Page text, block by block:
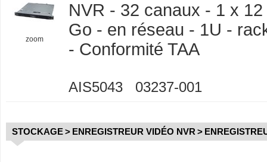
zoom
NVR - 32 canaux - 1 x 12
Go - en réseau - 1U -
- Conformité TAA
AIS5043 03237-001
STOCKAGE> ENREGISTREUR VIDÉO NVR >